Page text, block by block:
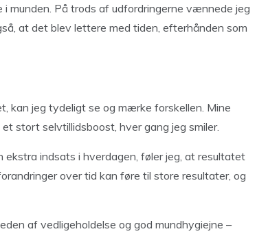
munden. På trods af udfordringerne vænnede jeg
at det blev lettere med tiden, efterhånden som
kan jeg tydeligt se og mærke forskellen. Mine
stort selvtillidsboost, hver gang jeg smiler.
indsats i hverdagen, føler jeg, at resultatet
over tid kan føre til store resultater, og
af vedligeholdelse og god mundhygiejne –